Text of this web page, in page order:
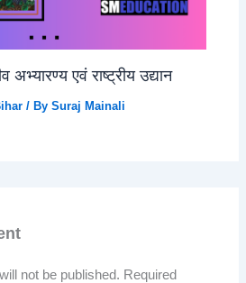
अभ्यारण्य एवं राष्ट्रीय उद्यान
/ BySuraj Mainali
not be published. Required